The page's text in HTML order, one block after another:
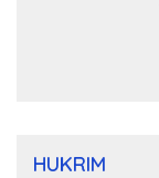
HUKRIM